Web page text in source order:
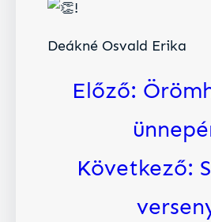
!
Deákné Osvald Erika
Előző:
Következő: